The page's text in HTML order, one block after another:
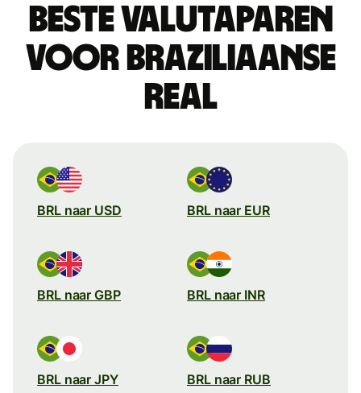
Beste valutaparen
voor Braziliaanse
real
BRL naar USD BRL naar EUR
BRL naar GBP BRL naar INR
BRL naar JPY BRL naar RUB